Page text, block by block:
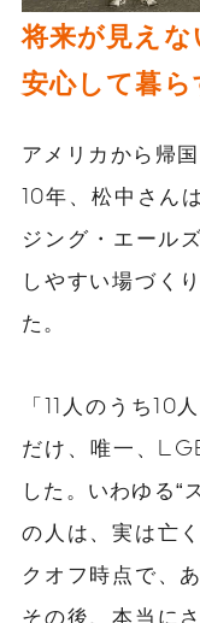
将来が見え
安心して暮ら
アメリカから帰
10年、松中さん
ジング・エール
しやすい場づく
た。
「11人のうち10
だけ、唯一、
した。いわゆる“
の人は、実は亡
クオフ時点で、
その後、本当に